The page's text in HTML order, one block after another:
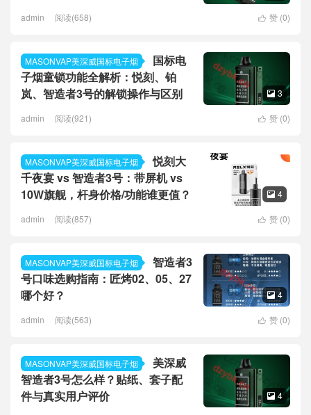
 赞 (0)
admin 阅读(658)
MASONVAP美深威国标电子烟
国标电
子烟童锁功能全解析：悦刻、铂
岚、智造者3号的解锁操作与区别
 3
 赞 (0)
admin 阅读(921)
MASONVAP美深威国标电子烟
悦刻大
千夜宴 vs 智造者3号：带屏机 vs
10W旗舰，杆身价格/功能谁更值？
 4
 赞 (0)
admin 阅读(857)
MASONVAP美深威国标电子烟
智造者3
号口味选购指南：匠烤02、05、27
哪个好？
 4
 赞 (0)
admin 阅读(563)
MASONVAP美深威国标电子烟
美深威
智造者3号怎么样？贴纸、套子配
件与真实用户评价
 4